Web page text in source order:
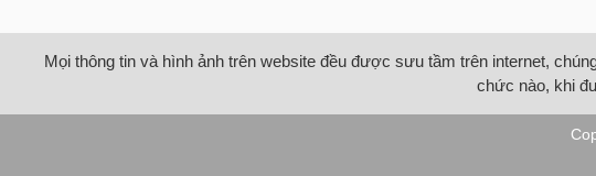
Mọi thông tin và hình ảnh trên website đều được sưu tầm trên internet,
chức nào, khi